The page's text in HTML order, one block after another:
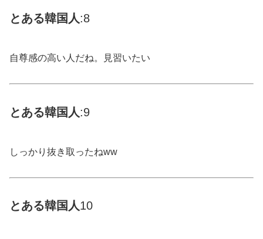
とある韓国 人:8
自尊感の高い人だね。見習いたい
とある韓国 人:9
しっかり抜き取ったねww
とある韓国 人10